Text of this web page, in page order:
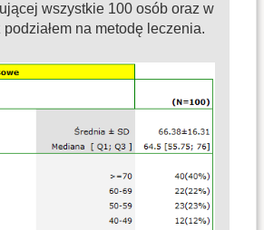
wszystkie 100 osób oraz w
na metodę leczenia.